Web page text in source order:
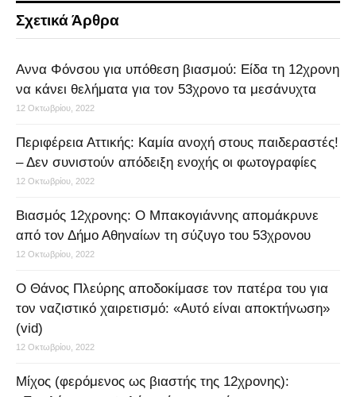
Σχετικά Άρθρα
Αννα Φόνσου για υπόθεση βιασμού: Είδα τη 12χρονη
να κάνει θελήματα για τον 53χρονο τα μεσάνυχτα
12 Οκτωβρίου, 2022
Περιφέρεια Αττικής: Καμία ανοχή στους παιδεραστές!
– Δεν συνιστούν απόδειξη ενοχής οι φωτογραφίες
12 Οκτωβρίου, 2022
Βιασμός 12χρονης: Ο Μπακογιάννης απομάκρυνε
από τον Δήμο Αθηναίων τη σύζυγο του 53χρονου
12 Οκτωβρίου, 2022
Ο Θάνος Πλεύρης αποδοκίμασε τον πατέρα του για
τον ναζιστικό χαιρετισμό: «Aυτό είναι αποκτήνωση»
(vid)
12 Οκτωβρίου, 2022
Μίχος (φερόμενος ως βιαστής της 12χρονης):